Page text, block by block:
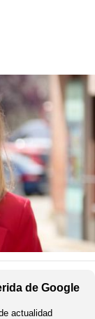
de Google
actualidad